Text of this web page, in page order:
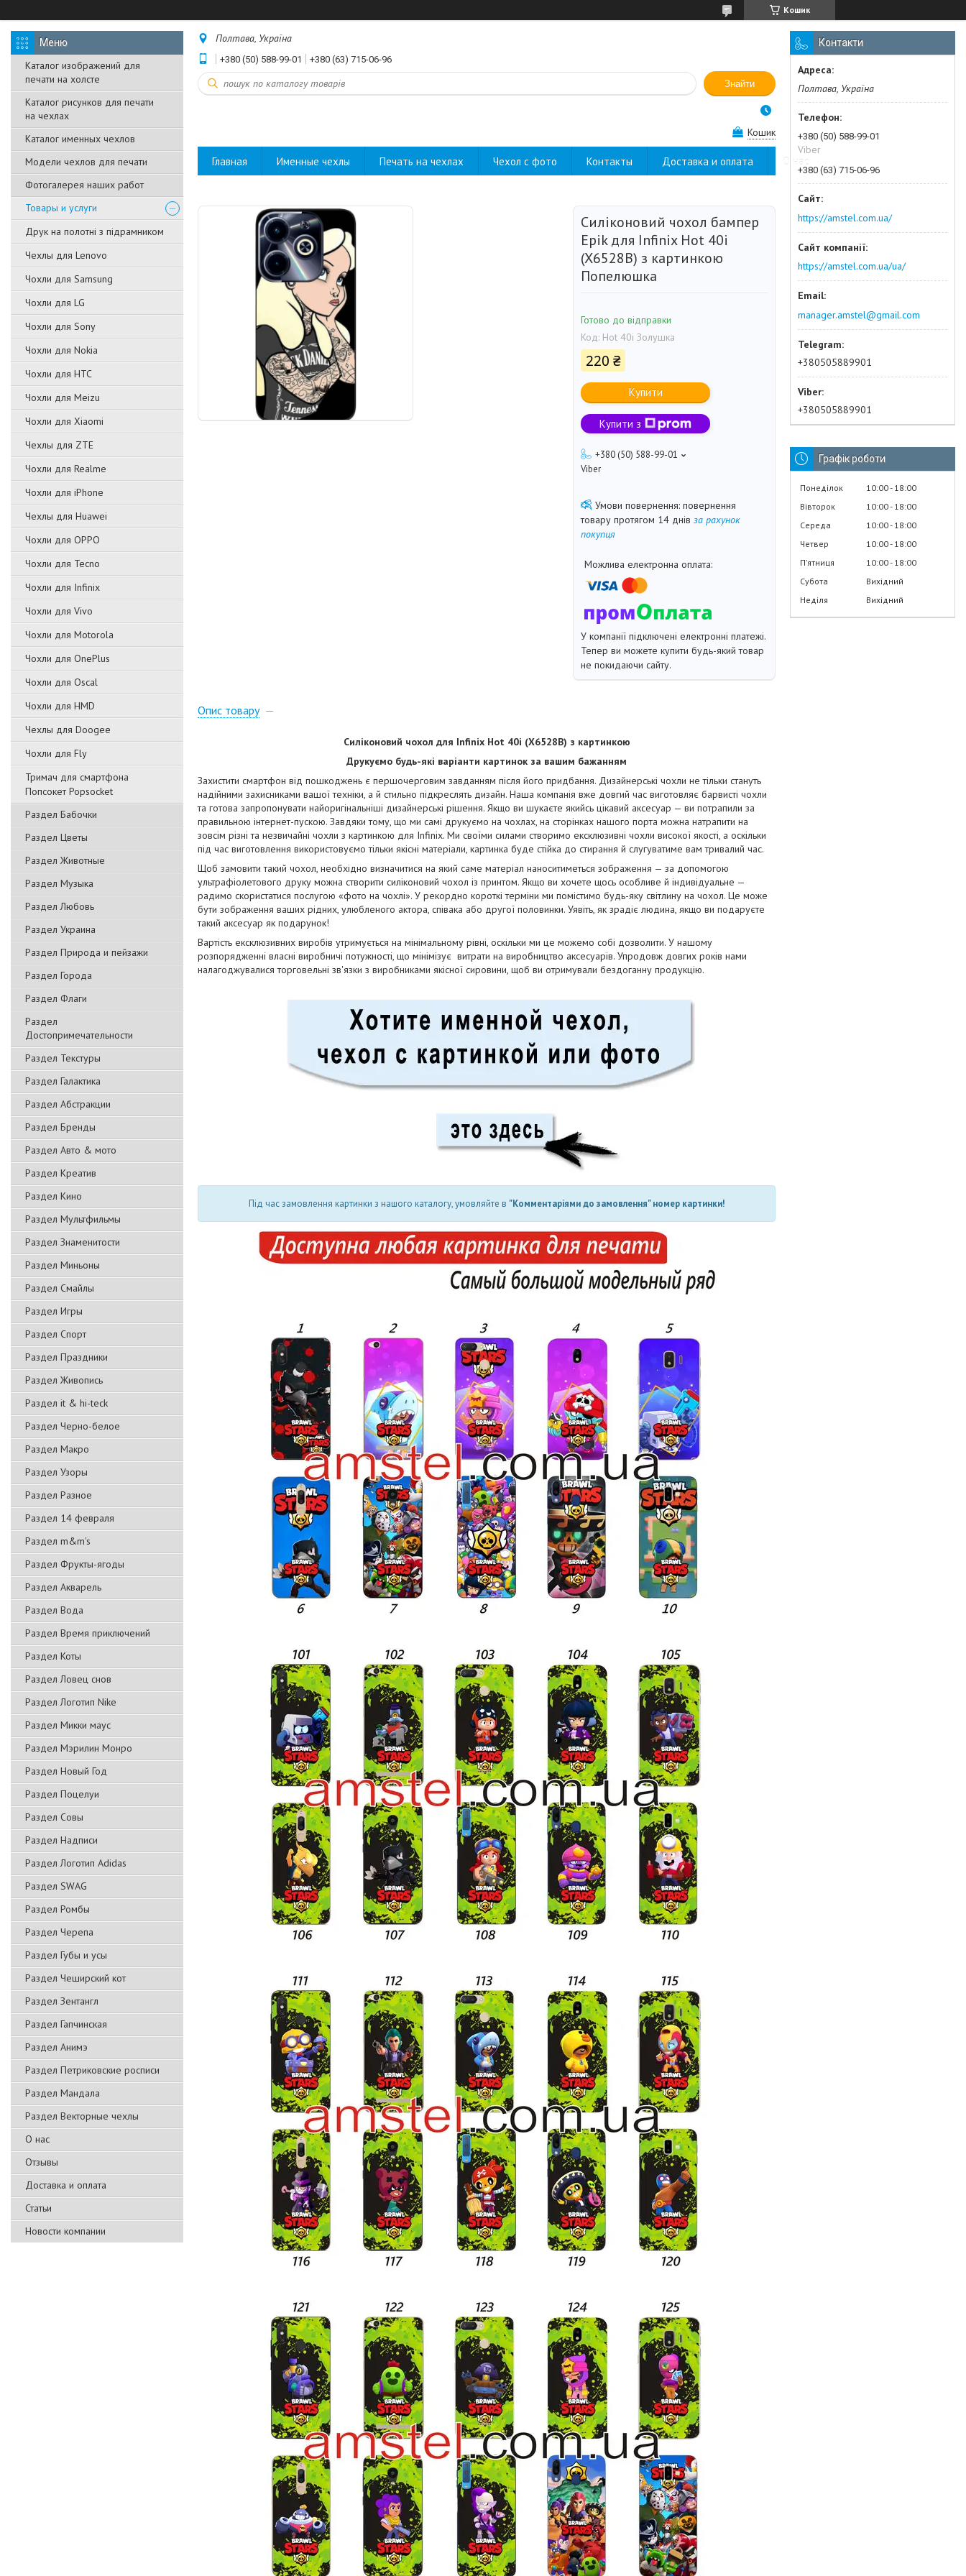
Кошик
Каталог изображений для
печати на холсте
Каталог рисунков для печати
на чехлах
Каталог именных чехлов
Модели чехлов для печати
Фотогалерея наших работ
Товары и услуги
Друк на полотні з підрамником
Чехлы для Lenovo
Чохли для Samsung
Чохли для LG
Чохли для Sony
Чохли для Nokia
Чохли для HTC
Чохли для Meizu
Чохли для Xiaomi
Чехлы для ZTE
Чохли для Realme
Чохли для iPhone
Чехлы для Huawei
Чохли для OPPO
Чохли для Tecno
Чохли для Infinix
Чохли для Vivo
Чохли для Motorola
Чохли для OnePlus
Чохли для Oscal
Чохли для HMD
Чехлы для Doogee
Чохли для Fly
Тримач для смартфона
Попсокет Popsocket
Раздел Бабочки
Раздел Цветы
Раздел Животные
Раздел Музыка
Раздел Любовь
Раздел Украина
Раздел Природа и пейзажи
Раздел Города
Раздел Флаги
Раздел
Достопримечательности
Раздел Текстуры
Раздел Галактика
Раздел Абстракции
Раздел Бренды
Раздел Авто & мото
Раздел Креатив
Раздел Кино
Раздел Мультфильмы
Раздел Знаменитости
Раздел Миньоны
Раздел Смайлы
Раздел Игры
Раздел Спорт
Раздел Праздники
Раздел Живопись
Раздел it & hi-teck
Раздел Черно-белое
Раздел Макро
Раздел Узоры
Раздел Разное
Раздел 14 февраля
Раздел m&m's
Раздел Фрукты-ягоды
Раздел Акварель
Раздел Вода
Раздел Время приключений
Раздел Коты
Раздел Ловец снов
Раздел Логотип Nike
Раздел Микки маус
Раздел Мэрилин Монро
Раздел Новый Год
Раздел Поцелуи
Раздел Совы
Раздел Надписи
Раздел Логотип Adidas
Раздел SWAG
Раздел Ромбы
Раздел Черепа
Раздел Губы и усы
Раздел Чеширский кот
Раздел Зентангл
Раздел Гапчинская
Раздел Анимэ
Раздел Петриковские росписи
Раздел Мандала
Раздел Векторные чехлы
О нас
Отзывы
Доставка и оплата
Статьи
Новости компании
Полтава, Україна
+380 (50) 588-99-01 +380 (63) 715-06-96
Знайти
Кошик
Главная Именные чехлы Печать на чехлах Чехол с фото Контакты Доставка и оплата О нас
Силіконовий чохол бампер
Epik для Infinix Hot 40i
(X6528B) з картинкою
Попелюшка
Готово до відправки
Код: Hot 40i Золушка
220 ₴
Купити
Купити з
+380 (50) 588-99-01
Viber
повернення
товару протягом 14 днів за рахунок
покупця
У компанії підключені електронні платежі.
Тепер ви можете купити будь-який товар
не покидаючи сайту.
Опис товару
Силіконовий чохол для Infinix Hot 40i (X6528B) з картинкою
Друкуємо будь-які варіанти картинок за вашим бажанням
Захистити смартфон від пошкоджень є першочерговим завданням після його придбання. Дизайнерські чохли не тільки стануть
надійними захисниками вашої техніки, а й стильно підкреслять дизайн. Наша компанія вже довгий час виготовляє барвисті чохли
та готова запропонувати найоригінальніші дизайнерські рішення. Якщо ви шукаєте якийсь цікавий аксесуар — ви потрапили за
правильною інтернет-пускою. Завдяки тому, що ми самі друкуємо на чохлах, на сторінках нашого порта можна натрапити на
зовсім різні та незвичайні чохли з картинкою для Infinix. Ми своїми силами створимо ексклюзивні чохли високої якості, а оскільки
під час виготовлення використовуємо тільки якісні матеріали, картинка буде стійка до стирання й слугуватиме вам тривалий час.
Щоб замовити такий чохол, необхідно визначитися на який саме матеріал наноситиметься зображення — за допомогою
ультрафіолетового друку можна створити силіконовий чохол із принтом. Якщо ви хочете щось особливе й індивідуальне —
радимо скористатися послугою «фото на чохлі». У рекордно короткі терміни ми помістимо будь-яку світлину на чохол. Це може
бути зображення ваших рідних, улюбленого актора, співака або другої половинки. Уявіть, як зрадіє людина, якщо ви подаруєте
такий аксесуар як подарунок!
Вартість ексклюзивних виробів утримується на мінімальному рівні, оскільки ми це можемо собі дозволити. У нашому
розпорядженні власні виробничі потужності, що мінімізує витрати на виробництво аксесуарів. Упродовж довгих років нами
налагоджувалися торговельні зв'язки з виробниками якісної сировини, щоб ви отримували бездоганну продукцію.
Під час замовлення картинки з нашого каталогу, умовляйте в "Комментаріями до замовлення" номер картинки!
Контакти
Полтава, Україна
+380 (50) 588-99-01
Viber
+380 (63) 715-06-96
https://amstel.com.ua/
https://amstel.com.ua/ua/
manager.amstel@gmail.com
+380505889901
+380505889901
Графік роботи
Понеділок 10:00 18:00
Вівторок
10:00 18:00
Середа
10:00 18:00
Четвер
10:00 18:00
Пʼятниця
10:00 18:00
Субота
Вихідний
Неділя
Вихідний